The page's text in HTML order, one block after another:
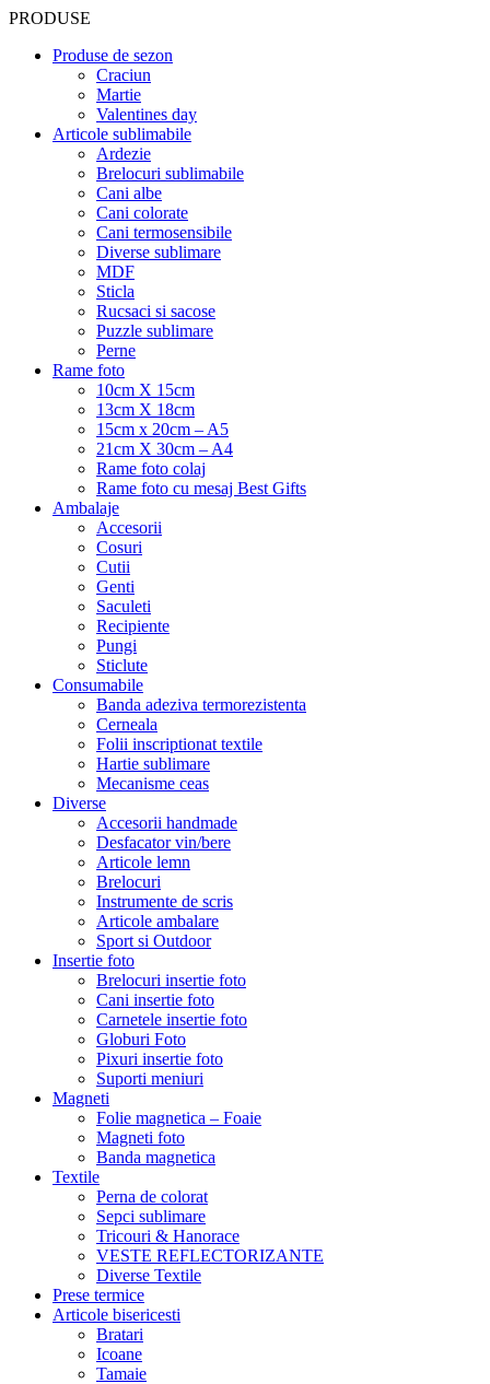
PRODUSE
Produse de sezon
Craciun
Martie
Valentines day
Articole sublimabile
Ardezie
Brelocuri sublimabile
Cani albe
Cani colorate
Cani termosensibile
Diverse sublimare
MDF
Sticla
Rucsaci si sacose
Puzzle sublimare
Perne
Rame foto
10cm X 15cm
13cm X 18cm
15cm x 20cm – A5
21cm X 30cm – A4
Rame foto colaj
Rame foto cu mesaj Best Gifts
Ambalaje
Accesorii
Cosuri
Cutii
Genti
Saculeti
Recipiente
Pungi
Sticlute
Consumabile
Banda adeziva termorezistenta
Cerneala
Folii inscriptionat textile
Hartie sublimare
Mecanisme ceas
Diverse
Accesorii handmade
Desfacator vin/bere
Articole lemn
Brelocuri
Instrumente de scris
Articole ambalare
Sport si Outdoor
Insertie foto
Brelocuri insertie foto
Cani insertie foto
Carnetele insertie foto
Globuri Foto
Pixuri insertie foto
Suporti meniuri
Magneti
Folie magnetica – Foaie
Magneti foto
Banda magnetica
Textile
Perna de colorat
Sepci sublimare
Tricouri & Hanorace
VESTE REFLECTORIZANTE
Diverse Textile
Prese termice
Articole bisericesti
Bratari
Icoane
Tamaie